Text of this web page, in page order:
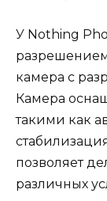
У Nothing
камера с
Камера
такими как
позволяет
различных